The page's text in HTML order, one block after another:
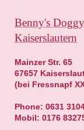
Benny's
Kaiserslautern
Mainzer Str. 65
67657
(bei Fressnapf
Phone: 0631
Mobil: 0176